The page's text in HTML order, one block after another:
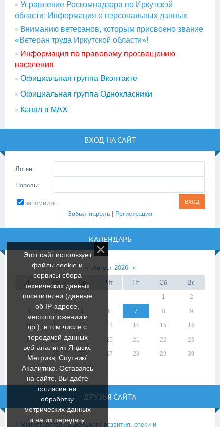
Управление Роскомнадзора по Иркутской
области: Информация о персональных данных
Вниманию ветеранов, которым присвоено звание
«Ветеран труда Иркутской области»!
Информация по правовому просвещению
населения
Официальная группа Вконтакте
Официальная группа Однокласники
Канал в МАХ
ВХОД НА САЙТ
Логин:
Пароль:
запомнить
Забыл пароль
Регистрация
КАЛЕНДАРЬ
« Август 2026 »
Пн
Вт Ср Чт Пт Сб Вс
1 2
6 7 8 9
10 11 12 13 14 15 16
17 18 19 20 21 22 23
24 27 28 29 30
31
ДРУЗЬЯ САЙТА
Министерство социального развития, опеки и
Этот сайт использует
файлы cookie и
сервисы сбора
технических данных
посетителей (данные
об IP-адресе,
местоположении и
др.), в том числе с
передачей данных
веб-аналитик Яндекс
Метрика, Спутник/
Аналитика. Оставаясь
на сайте, Вы даёте
согласие на
обработку
метрических данных
и на их передачу